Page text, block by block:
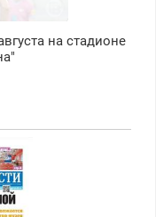
на стадионе